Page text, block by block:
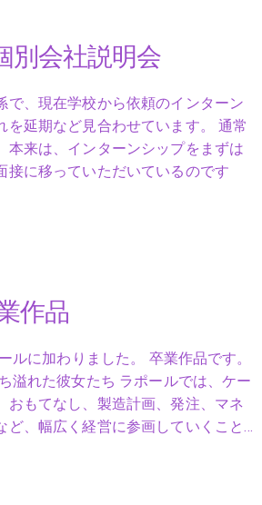
別会社説明会
で、現在学校から依頼のインターン
を延期など見合わせています。 通常
本来は、インターンシップをまずは
接に移っていただいているのです
作品
ルに加わりました。 卒業作品です。
溢れた彼女たち ラポールでは、ケー
おもてなし、製造計画、発注、マネ
ど、幅広く経営に参画していくこと…